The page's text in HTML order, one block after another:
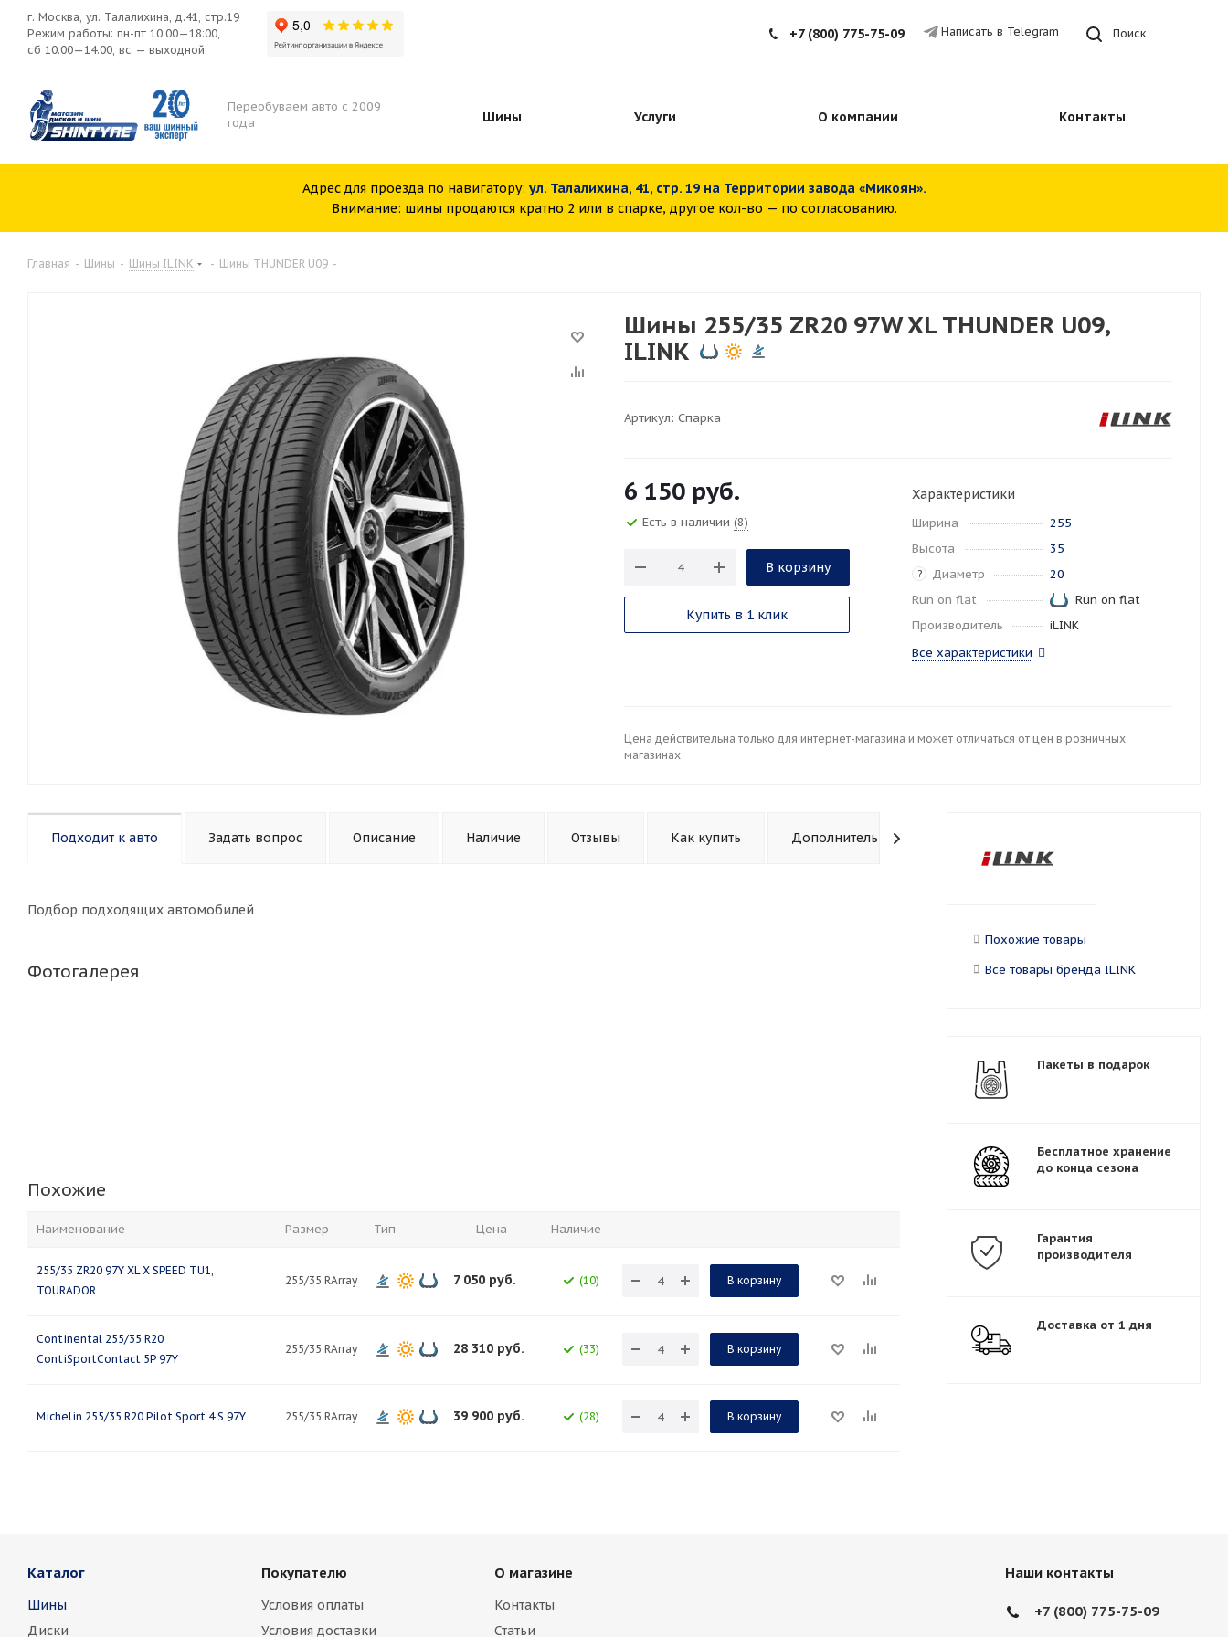
г. Москва, ул. Талалихина, д.41, стр.19
Режим работы: пн-пт 10:00—18:00,
сб 10:00—14:00, вс — выходной
Поиск
+7 (800) 775-75-09 Написать в Telegram
Переобуваем авто с 2009
года
Шины Услуги О компании Контакты
Адрес для проезда по навигатору: ул. Талалихина, 41, стр. 19 на Территории завода «Микоян».
Внимание: шины продаются кратно 2 или в спарке, другое кол-во — по согласованию.
Главная - Шины - Шины ILINK - Шины THUNDER U09 -
Шины 255/35 ZR20 97W XL THUNDER U09,
ILINK
Артикул: Спарка
6 150 руб.
Есть в наличии (8)
В корзину
Купить в 1 клик
Характеристики
Ширина
255
Высота
35
? Диаметр
20
Run on flat
Run on flat
Производитель
iLINK
Все характеристики
Цена действительна только для интернет-магазина и может отличаться от цен в розничных
магазинах
Подходит к авто Задать вопрос Описание Наличие Отзывы Как купить Дополнительно
Подбор подходящих автомобилей
Фотогалерея
Похожие
Наименование Размер Тип Цена Наличие
255/35 ZR20 97Y XL X SPEED TU1,
TOURADOR
255/35 RArray 7 050 руб. (10) В корзину
Continental 255/35 R20
ContiSportContact 5P 97Y
255/35 RArray 28 310 руб. (33) В корзину
Michelin 255/35 R20 Pilot Sport 4 S 97Y 255/35 RArray 39 900 руб. (28) В корзину
Похожие товары
Все товары бренда ILINK
Пакеты в подарок
Бесплатное хранение
до конца сезона
Гарантия
производителя
Доставка от 1 дня
Каталог
Шины
Диски
Покупателю
Условия оплаты
Условия доставки
О магазине
Контакты
Статьи
Наши контакты
+7 (800) 775-75-09